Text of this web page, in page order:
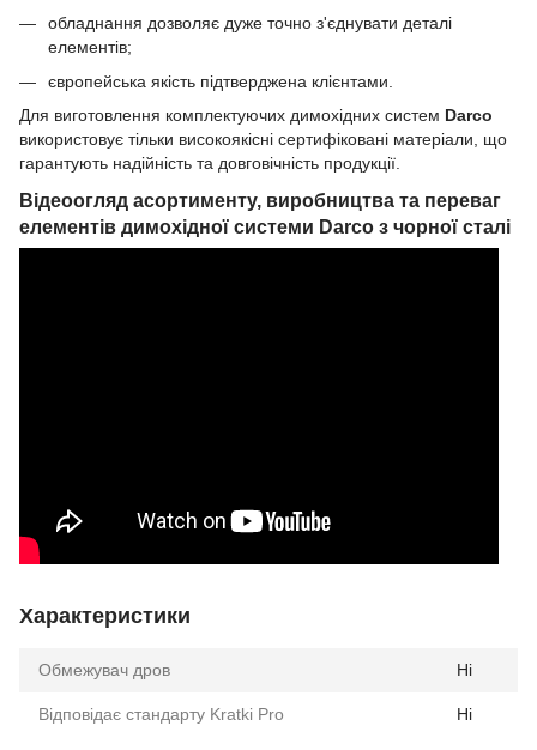
обладнання дозволяє дуже точно з'єднувати деталі
елементів;
європейська якість підтверджена клієнтами.
Для виготовлення комплектуючих димохідних систем Darco
використовує тільки високоякісні сертифіковані матеріали, що
гарантують надійність та довговічність продукції.
Відеоогляд асортименту, виробництва та переваг
елементів димохідної системи Darco з чорної сталі
Характеристики
Обмежувач дров Ні
Відповідає стандарту Kratki Pro Ні